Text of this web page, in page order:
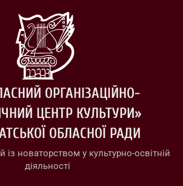
ОРГАНІЗАЦІЙНО-
ЦЕНТР КУЛЬТУРИ»
ОБЛАСНОЇ РАДИ
із новаторством у культурно-освітній
діяльності